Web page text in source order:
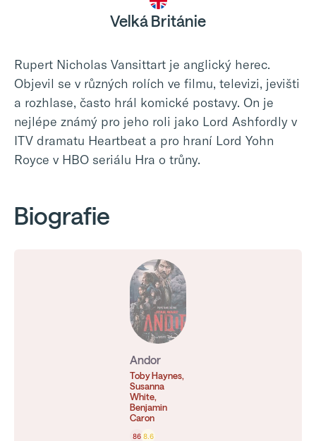
Velká Británie
Rupert Nicholas Vansittart je anglický herec.
Objevil se v různých rolích ve filmu, televizi, jevišti
a rozhlase, často hrál komické postavy. On je
nejlépe známý pro jeho roli jako Lord Ashfordly v
ITV dramatu Heartbeat a pro hraní Lord Yohn
Royce v HBO seriálu Hra o trůny.
Biografie
Andor
Toby Haynes,
Susanna
White,
Benjamin
Caron
86 8.6